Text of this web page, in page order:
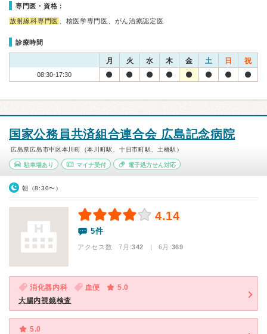
専門医・資格：
放射線科専門医 、核医学専門医、がん治療認定医
診療時間
月 火 水 木 金 土 日 祝
08:30-17:30
国家公務員共済組合連合会 広島記念病院
広島県広島市中区本川町（本川町駅、十日市町駅、土橋駅）
駐車場あり マイナ受付 電子処方せん対応
朝（8:30〜）
4.14
5件
アクセス数 7月:342 | 6月:369
消化器内科 血便
5.0
大腸内視鏡検査
5.0